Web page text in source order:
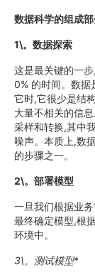
数据科学的组成
1\。数据探索
这是最关键的一
0% 的时间。数据
它时,它很少是结
大量不相关的信
采样和转换,其中
噪声。本质上,数
的步骤之一。
2\。部署模型
一旦我们根据业
最终确定模型,根
环境中。
3\。测试模型*